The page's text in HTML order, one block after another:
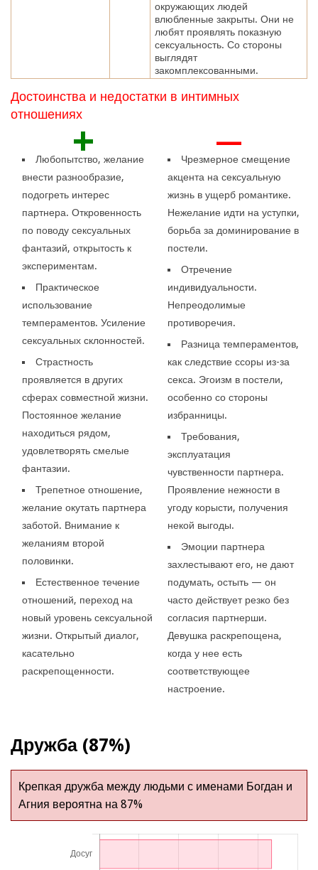
окружающих людей
влюбленные закрыты. Они не
любят проявлять показную
сексуальность. Со стороны
выглядят
закомплексованными.
Достоинства и недостатки в интимных
отношениях
+
Любопытство, желание
внести разнообразие,
подогреть интерес
партнера. Откровенность
по поводу сексуальных
фантазий, открытость к
экспериментам.
Практическое
использование
темпераментов. Усиление
сексуальных склонностей.
Страстность
проявляется в других
сферах совместной жизни.
Постоянное желание
находиться рядом,
удовлетворять смелые
фантазии.
Трепетное отношение,
желание окутать партнера
заботой. Внимание к
желаниям второй
половинки.
Естественное течение
отношений, переход на
новый уровень сексуальной
жизни. Открытый диалог,
касательно
раскрепощенности.
—
Чрезмерное смещение
акцента на сексуальную
жизнь в ущерб романтике.
Нежелание идти на уступки,
борьба за доминирование в
постели.
Отречение
индивидуальности.
Непреодолимые
противоречия.
Разница темпераментов,
как следствие ссоры из-за
секса. Эгоизм в постели,
особенно со стороны
избранницы.
Требования,
эксплуатация
чувственности партнера.
Проявление нежности в
угоду корысти, получения
некой выгоды.
Эмоции партнера
захлестывают его, не дают
подумать, остыть — он
часто действует резко без
согласия партнерши.
Девушка раскрепощена,
когда у нее есть
соответствующее
настроение.
Дружба (87%)
Крепкая дружба между людьми с именами Богдан и
Агния вероятна на 87%